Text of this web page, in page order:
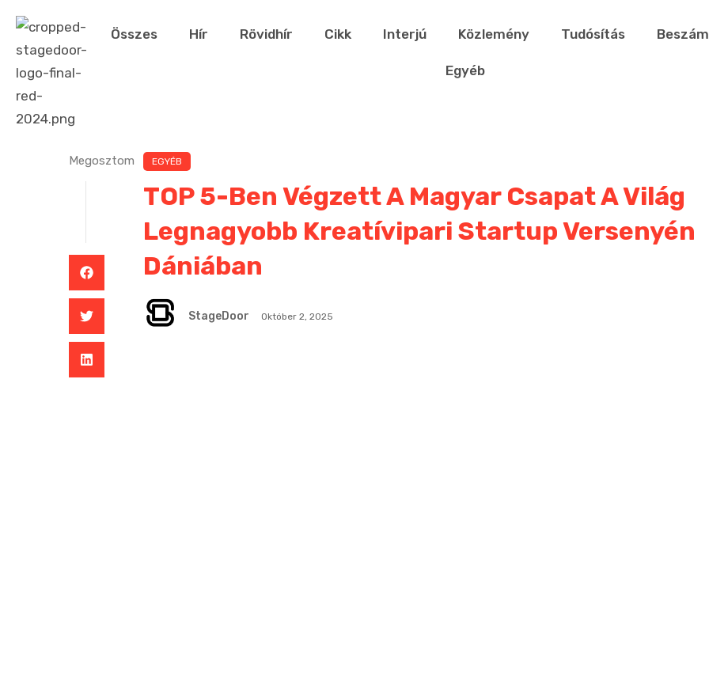
Összes Hír Rövidhír Cikk Interjú Közlemény Tudósítás
Egyéb
Megosztom EGYÉB
TOP 5-Ben Végzett A Magyar Csapat A Világ
Legnagyobb Kreatívipari Startup Versenyén
Dániában
StageDoor Október 2, 2025